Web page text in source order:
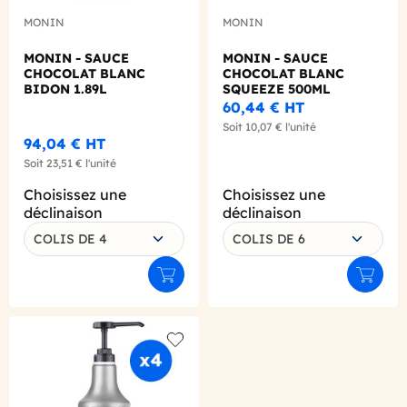
MONIN
MONIN - SAUCE
CHOCOLAT BLANC
BIDON 1.89L
94,04 € HT
Soit 23,51 € l'unité
Choisissez une
déclinaison
COLIS DE 4
Ajouter au panier
MONIN
MONIN - SAUCE
CHOCOLAT BLANC
SQUEEZE 500ML
60,44 € HT
Soit 10,07 € l'unité
Choisissez une
déclinaison
COLIS DE 6
Add to wishlist